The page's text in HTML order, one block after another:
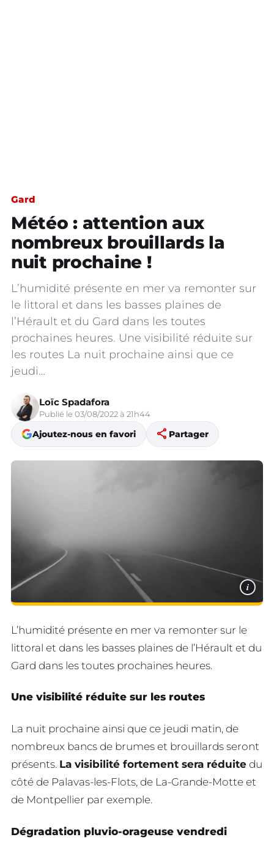
Gard
Météo : attention aux
nombreux brouillards la
nuit prochaine !
L’humidité présente en mer va remonter sur
le littoral et dans les basses plaines de
l’Hérault et du Gard dans les toutes
prochaines heures. Une visibilité réduite sur
les routes La nuit prochaine ainsi que ce
jeudi…
Loïc Spadafora
Publié le 03/08/2022 à 21h44
Ajoutez-nous en favori share Partager
i
L’humidité présente en mer va remonter sur le
littoral et dans les basses plaines de l’Hérault et du
Gard dans les toutes prochaines heures.
Une visibilité réduite sur les routes
La nuit prochaine ainsi que ce jeudi matin, de
nombreux bancs de brumes et brouillards seront
présents. La visibilité fortement sera réduite du
côté de Palavas-les-Flots, de La-Grande-Motte et
de Montpellier par exemple.
Dégradation pluvio-orageuse vendredi